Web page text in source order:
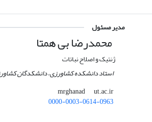
مدیر مسئول
محمدرضا بی همتا
ژنتیک و اصلاح نباتات
استاد دانشکده کشاورزی، دانشکدگان
mrghanad
ut.ac.ir
0000-0003-0614-0963